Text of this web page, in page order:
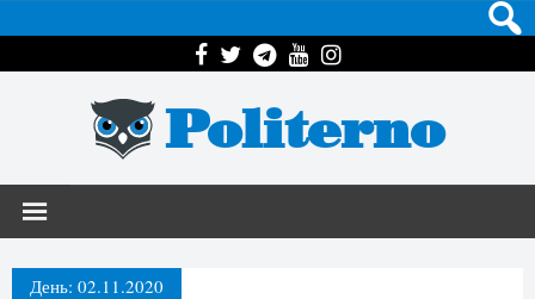
Politerno
День: 02.11.2020